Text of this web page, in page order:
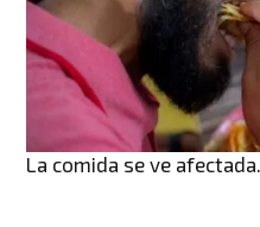
La comida se ve